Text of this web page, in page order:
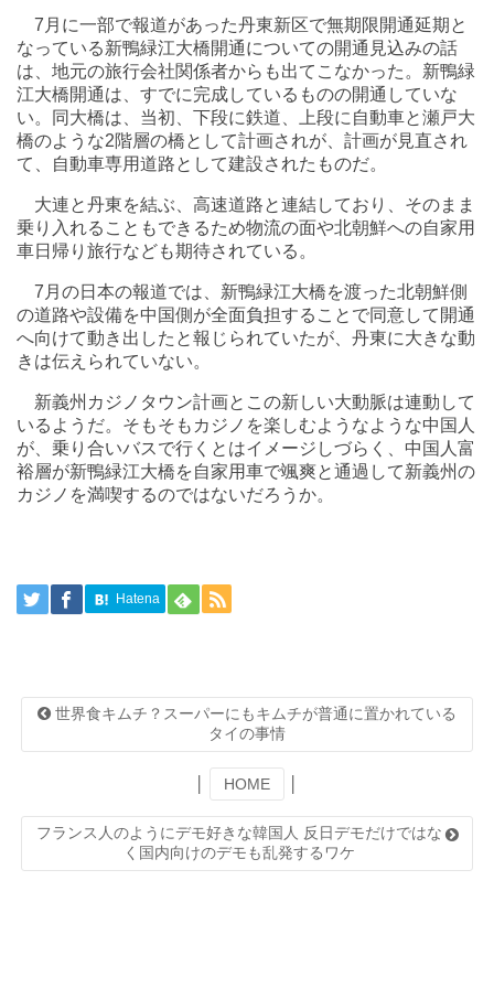
7月に一部で報道があった丹東新区で無期限開通延期と
なっている新鴨緑江大橋開通についての開通見込みの話
は、地元の旅行会社関係者からも出てこなかった。新鴨緑
江大橋開通は、すでに完成しているものの開通していな
い。同大橋は、当初、下段に鉄道、上段に自動車と瀬戸大
橋のような2階層の橋として計画されが、計画が見直され
て、自動車専用道路として建設されたものだ。
大連と丹東を結ぶ、高速道路と連結しており、そのまま
乗り入れることもできるため物流の面や北朝鮮への自家用
車日帰り旅行なども期待されている。
7月の日本の報道では、新鴨緑江大橋を渡った北朝鮮側
の道路や設備を中国側が全面負担することで同意して開通
へ向けて動き出したと報じられていたが、丹東に大きな動
きは伝えられていない。
新義州カジノタウン計画とこの新しい大動脈は連動して
いるようだ。そもそもカジノを楽しむようなような中国人
が、乗り合いバスで行くとはイメージしづらく、中国人富
裕層が新鴨緑江大橋を自家用車で颯爽と通過して新義州の
カジノを満喫するのではないだろうか。
Hatena
世界食キムチ？スーパーにもキムチが普通に置かれている
タイの事情
HOME
フランス人のようにデモ好きな韓国人 反日デモだけではな
く国内向けのデモも乱発するワケ